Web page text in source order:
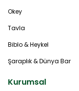
Okey
Tavla
Biblo & Heykel
Şaraplık & Dünya Bar
Kurumsal